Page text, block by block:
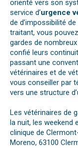
orienté vers son
service d’urgence
de d’impossibilité
traitant, vous
gardes de
confié leurs
passant une
vétérinaires et de
vous conseiller par
vers une structure
Les vétérinaires de
la nuit, les weekend
clinique de
Moreno, 63100